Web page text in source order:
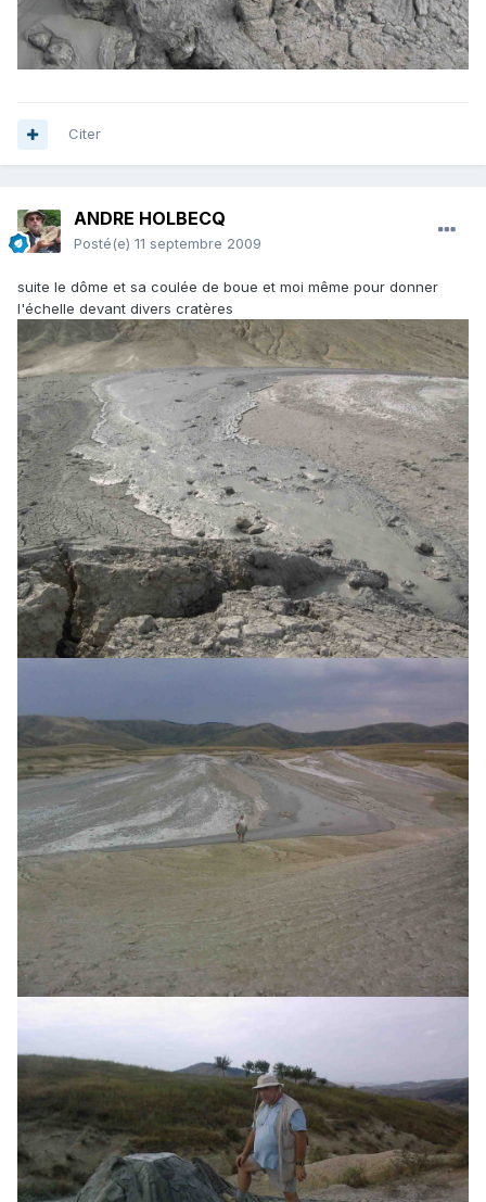
Citer
ANDRE HOLBECQ
Posté(e) 11 septembre 2009
suite le dôme et sa coulée de boue et moi même pour donner
l'échelle devant divers cratères